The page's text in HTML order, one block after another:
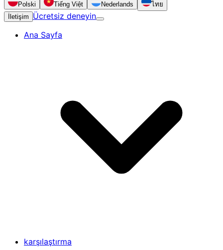
Polski
Tiếng Việt Nederlands
ไทย
İletişim
Ücretsiz deneyin
Ana Sayfa
karşılaştırma